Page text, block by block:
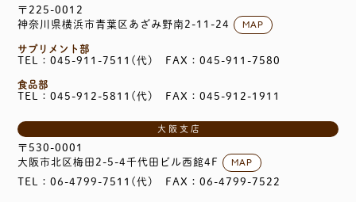
〒225-0012
神奈川県横浜市青葉区あざみ野南2-11-24
MAP
サプリメント部
TEL：045-911-7511(代) FAX：045-911-7580
食品部
TEL：045-912-5811(代) FAX：045-912-1911
大阪支店
〒530-0001
大阪市北区梅田2-5-4千代田ビル西館4F
MAP
TEL：06-4799-7511(代) FAX：06-4799-7522